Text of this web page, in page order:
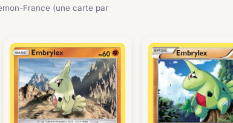
France (une carte par